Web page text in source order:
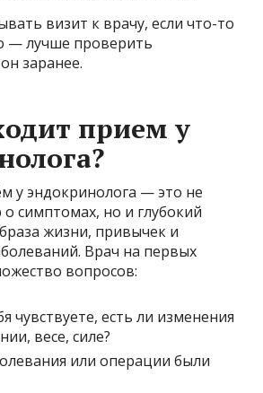
визит к врачу, если что-то
— лучше проверить
заранее.
прием у
у эндокринолога — это не
симптомах, но и глубокий
жизни, привычек и
Врач на первых
вопросов:
чувствуете, есть ли изменения
весе, силе?
или операции были